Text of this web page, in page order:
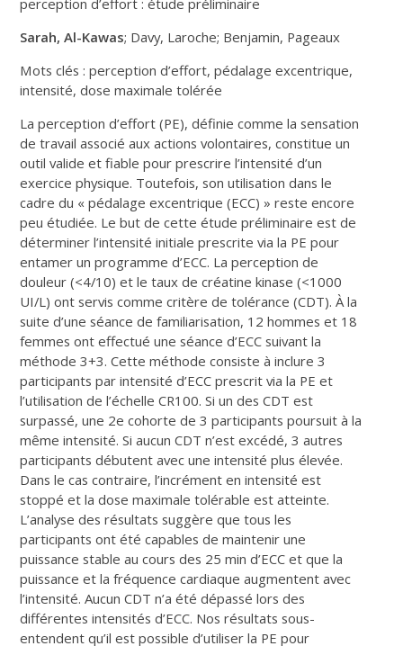
perception d’effort : étude préliminaire
Sarah, Al-Kawas; Davy, Laroche; Benjamin, Pageaux
Mots clés : perception d’effort, pédalage excentrique,
intensité, dose maximale tolérée
La perception d’effort (PE), définie comme la sensation
de travail associé aux actions volontaires, constitue un
outil valide et fiable pour prescrire l’intensité d’un
exercice physique. Toutefois, son utilisation dans le
cadre du « pédalage excentrique (ECC) » reste encore
peu étudiée. Le but de cette étude préliminaire est de
déterminer l’intensité initiale prescrite via la PE pour
entamer un programme d’ECC. La perception de
douleur (<4/10) et le taux de créatine kinase (<1000
UI/L) ont servis comme critère de tolérance (CDT). À la
suite d’une séance de familiarisation, 12 hommes et 18
femmes ont effectué une séance d’ECC suivant la
méthode 3+3. Cette méthode consiste à inclure 3
participants par intensité d’ECC prescrit via la PE et
l’utilisation de l’échelle CR100. Si un des CDT est
surpassé, une 2e cohorte de 3 participants poursuit à la
même intensité. Si aucun CDT n’est excédé, 3 autres
participants débutent avec une intensité plus élevée.
Dans le cas contraire, l’incrément en intensité est
stoppé et la dose maximale tolérable est atteinte.
L’analyse des résultats suggère que tous les
participants ont été capables de maintenir une
puissance stable au cours des 25 min d’ECC et que la
puissance et la fréquence cardiaque augmentent avec
l’intensité. Aucun CDT n’a été dépassé lors des
différentes intensités d’ECC. Nos résultats sous-
entendent qu’il est possible d’utiliser la PE pour